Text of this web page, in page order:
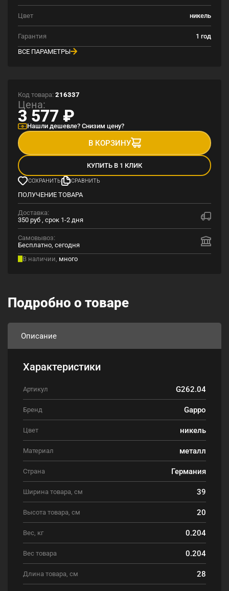
Цвет никель
Гарантия
1 год
ВСЕ ПАРАМЕТРЫ
Код товара: 216337
Цена:
3 577 ₽
Нашли дешевле? Снизим цену?
В КОРЗИНУ
КУПИТЬ В 1 КЛИК
СОХРАНИТЬ СРАВНИТЬ
ПОЛУЧЕНИЕ ТОВАРА
Доставка:
350 руб , срок 1-2 дня
Самовывоз:
Бесплатно, сегодня
В наличии, много
Подробно о товаре
Описание
Характеристики
Артикул G262.04
Бренд Gappo
Цвет никель
Материал металл
Страна Германия
Ширина товара, см 39
Высота товара, см 20
Вес, кг 0.204
Вес товара 0.204
Длина товара, см 28